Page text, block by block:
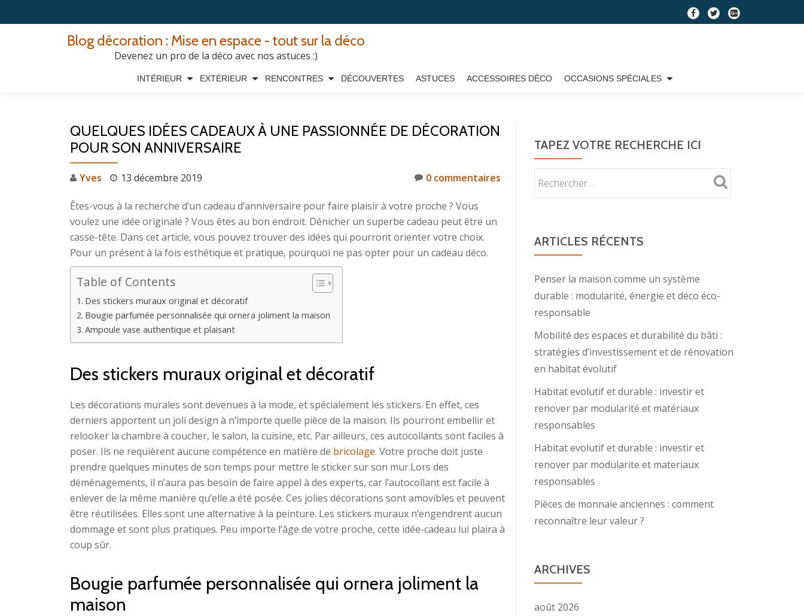
fa-
fa-
fa-
Blog décoration : Mise en espace - tout sur la déco
Devenez un pro de la déco avec nos astuces :)
INTÉRIEUR EXTÉRIEUR RENCONTRES DÉCOUVERTES ASTUCES ACCESSOIRES DÉCO OCCASIONS SPÉCIALES
QUELQUES IDÉES CADEAUX À UNE PASSIONNÉE DE DÉCORATION
POUR SON ANNIVERSAIRE
Yves 13 décembre 2019 0 commentaires
Êtes-vous à la recherche d’un cadeau d’anniversaire pour faire plaisir à votre proche ? Vous
voulez une idée originale ? Vous êtes au bon endroit. Dénicher un superbe cadeau peut être un
casse-tête. Dans cet article, vous pouvez trouver des idées qui pourront orienter votre choix.
Pour un présent à la fois esthétique et pratique, pourquoi ne pas opter pour un cadeau déco.
Table of Contents
Des stickers muraux original et décoratif
Bougie parfumée personnalisée qui ornera joliment la maison
Ampoule vase authentique et plaisant
Des stickers muraux original et décoratif
Les décorations murales sont devenues à la mode, et spécialement les stickers. En effet, ces
derniers apportent un joli design à n’importe quelle pièce de la maison. Ils pourront embellir et
relooker la chambre à coucher, le salon, la cuisine, etc. Par ailleurs, ces autocollants sont faciles à
poser. Ils ne requièrent aucune compétence en matière de bricolage. Votre proche doit juste
prendre quelques minutes de son temps pour mettre le sticker sur son mur.Lors des
déménagements, il n’aura pas besoin de faire appel à des experts, car l’autocollant est facile à
enlever de la même manière qu’elle a été posée. Ces jolies décorations sont amovibles et peuvent
être réutilisées. Elles sont une alternative à la peinture. Les stickers muraux n’engendrent aucun
dommage et sont plus pratiques. Peu importe l’âge de votre proche, cette idée-cadeau lui plaira à
coup sûr.
Bougie parfumée personnalisée qui ornera joliment la
maison
TAPEZ VOTRE RECHERCHE ICI
ARTICLES RÉCENTS
Penser la maison comme un système
durable : modularité, énergie et déco éco-
responsable
Mobilité des espaces et durabilité du bâti :
stratégies d’investissement et de rénovation
en habitat évolutif
Habitat evolutif et durable : investir et
renover par modularité et matériaux
responsables
Habitat evolutif et durable : investir et
renover par modularite et materiaux
responsables
Pièces de monnaie anciennes : comment
reconnaître leur valeur ?
ARCHIVES
août 2026